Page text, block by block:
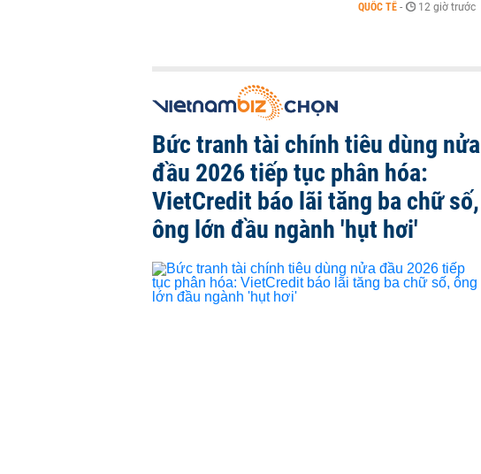
QUỐC TẾ - 12 giờ trước
Bức tranh tài chính tiêu dùng nửa
đầu 2026 tiếp tục phân hóa:
VietCredit báo lãi tăng ba chữ số,
ông lớn đầu ngành 'hụt hơi'